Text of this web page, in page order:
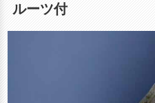
ルーツ付